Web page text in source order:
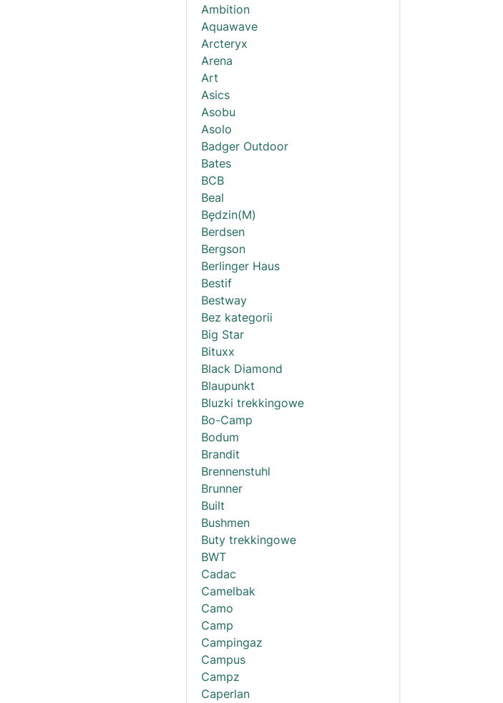
Ambition
Aquawave
Arcteryx
Arena
Art
Asics
Asobu
Asolo
Badger Outdoor
Bates
BCB
Beal
Będzin(M)
Berdsen
Bergson
Berlinger Haus
Bestif
Bestway
Bez kategorii
Big Star
Bituxx
Black Diamond
Blaupunkt
Bluzki trekkingowe
Bo-Camp
Bodum
Brandit
Brennenstuhl
Brunner
Built
Bushmen
Buty trekkingowe
BWT
Cadac
Camelbak
Camo
Camp
Campingaz
Campus
Campz
Caperlan